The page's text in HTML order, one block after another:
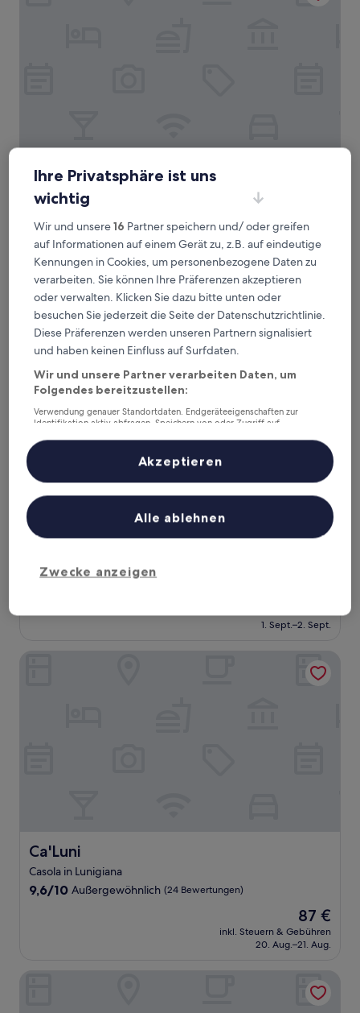
Castello di Pontebosio Luxury Resort
Castello di Pontebosio Luxury Resort
4.0-
Sterne-
Unterkunft
Licciana Nardi
9.4
von
10,
Außergewöhnlich,
(76
Bewertungen)
9,4/10 Außergewöhnlich (76 Bewertungen)
Der
Preis
beträgt
191 €
inkl. Steuern & Gebühren
2. Sept.–3. Sept.
Hotel Al Sant andrea
Hotel Al Sant andrea
3.0-
Unterkunft
7.4
von
Gut,
7,4/10 Gut (78 Bewertungen)
beträgt
1. Sept.–2. Sept.
Hotel Al Sant andrea
Ca'Luni
Ca'Luni
Casola in Lunigiana
9.6
9,6/10 Außergewöhnlich (24 Bewertungen)
Der
Preis
beträgt
87 €
inkl. Steuern & Gebühren
20. Aug.–21. Aug.
Ihre Privatsphäre ist uns
wichtig
Wir und unsere16 Partner speichern und/ oder greifen
auf Informationen auf einem Gerät zu, z.B. auf eindeutige
Kennungen in Cookies, um personenbezogene Daten zu
verarbeiten. Sie können Ihre Präferenzen akzeptieren
oder verwalten. Klicken Sie dazu bitte unten oder
besuchen Sie jederzeit die Seite der Datenschutzrichtlinie.
Diese Präferenzen werden unseren Partnern signalisiert
und haben keinen Einfluss auf Surfdaten.
Wir und unsere Partner verarbeiten Daten, um
Folgendes bereitzustellen:
Verwendung genauer Standortdaten. Endgeräteeigenschaften zur
Identifikation aktiv abfragen. Speichern von oder Zugriff auf
Inhalte, Messung von Werbeleistung und der Performance von Inhalten,
Zielgruppenforschung sowie Entwicklung und Verbesserung von
Liste der Partner (Lieferanten)
Zwecke anzeigen
Alle ablehnen
Akzeptieren